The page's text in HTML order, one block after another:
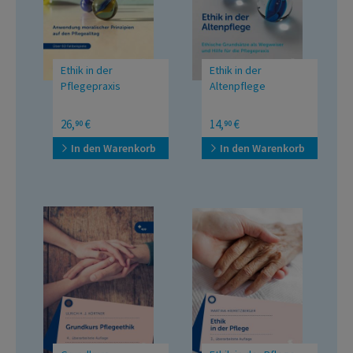
Ethik in der
Pflegepraxis
Anwendung moralischer
Prinzipien auf den
Pflegealltag
26,90 €
In den Warenkorb
Ethik in der
Altenpflege
Ethische Grundsätze als
Wegweiser und Hilfe für
die Pflegepraxis
14,90 €
In den Warenkorb